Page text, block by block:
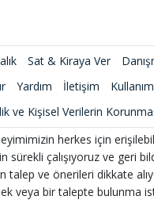
Sat & Kiraya Ver
Yardım İletişim
ve Kişisel Verilerin
herkes için
sürekli çalışıyoruz ve geri
talep ve önerileri dikkate
veya bir talepte bulunma